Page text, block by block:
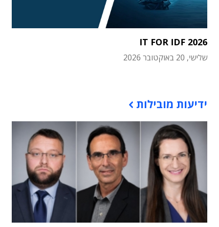
IT FOR IDF 2026
שלישי, 20 באוקטובר 2026
ידיעות מובילות